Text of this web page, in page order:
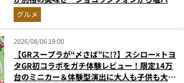
ラプリンまで本気レビュー
グルメ
2026/08/06 19:00
【GRスープラが“〆さば”に!?】スシロー×トヨ
タGR初コラボをガチ体験レビュー！限定14万
台のミニカー＆体験型演出に大人も子供も大興